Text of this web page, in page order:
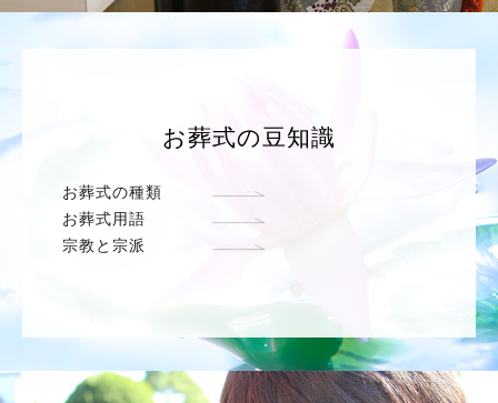
お葬式の豆知識
お葬式の種類
お葬式用語
宗教と宗派